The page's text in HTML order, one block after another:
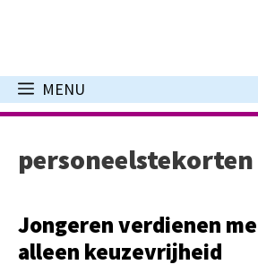
inhoud
MENU
personeelstekorten
Jongeren verdienen
alleen keuzevrijheid